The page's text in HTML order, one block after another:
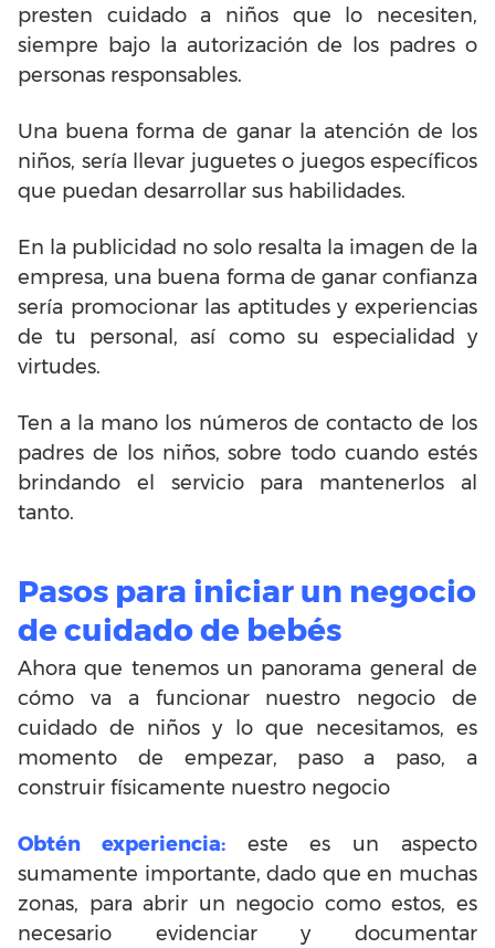
presten cuidado a niños que lo necesiten,
siempre bajo la autorización de los padres o
personas responsables.
Una buena forma de ganar la atención de los
niños, sería llevar juguetes o juegos específicos
que puedan desarrollar sus habilidades.
En la publicidad no solo resalta la imagen de la
empresa, una buena forma de ganar confianza
sería promocionar las aptitudes y experiencias
de tu personal, así como su especialidad y
virtudes.
Ten a la mano los números de contacto de los
padres de los niños, sobre todo cuando estés
brindando el servicio para mantenerlos al
tanto.
Pasos para iniciar un negocio
de cuidado de bebés
Ahora que tenemos un panorama general de
cómo va a funcionar nuestro negocio de
cuidado de niños y lo que necesitamos, es
momento de empezar, paso a paso, a
construir físicamente nuestro negocio
Obtén experiencia:este es un aspecto
sumamente importante, dado que en muchas
zonas, para abrir un negocio como estos, es
necesario evidenciar y documentar